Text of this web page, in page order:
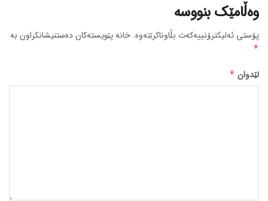
وەڵامێک بنووسە
پۆستی ئەلیکترۆنییەکەت بڵاوناکرێتەوە. خانە پێویستەکان دەستنیشانکراون بە
*
لێدوان*